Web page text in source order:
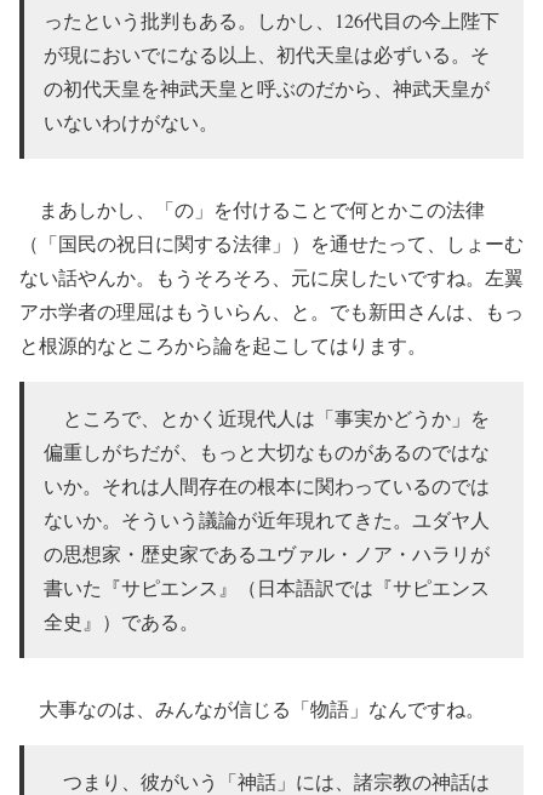
ったという批判もある。しかし、126代目の今上陛下
が現においでになる以上、初代天皇は必ずいる。そ
の初代天皇を神武天皇と呼ぶのだから、神武天皇が
いないわけがない。
まあしかし、「の」を付けることで何とかこの法律
（「国民の祝日に関する法律」）を通せたって、しょーむ
ない話やんか。もうそろそろ、元に戻したいですね。左翼
アホ学者の理屈はもういらん、と。でも新田さんは、もっ
と根源的なところから論を起こしてはります。
ところで、とかく近現代人は「事実かどうか」を
偏重しがちだが、もっと大切なものがあるのではな
いか。それは人間存在の根本に関わっているのでは
ないか。そういう議論が近年現れてきた。ユダヤ人
の思想家・歴史家であるユヴァル・ノア・ハラリが
書いた『サピエンス』（日本語訳では『サピエンス
全史』）である。
大事なのは、みんなが信じる「物語」なんですね。
つまり、彼がいう「神話」には、諸宗教の神話は